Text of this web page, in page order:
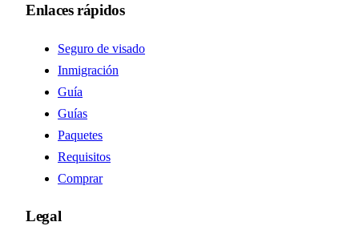
Enlaces rápidos
Seguro de visado
Inmigración
Guía
Guías
Paquetes
Requisitos
Comprar
Legal